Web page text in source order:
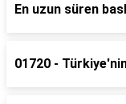
En uzun süren
01720 -